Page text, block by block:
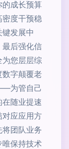
的成长预算
度干预稳
发展中
最后强化信
您层层综
数字颠覆老
为管自己
随业提速
对应应用方
团队业务
唯保持技术